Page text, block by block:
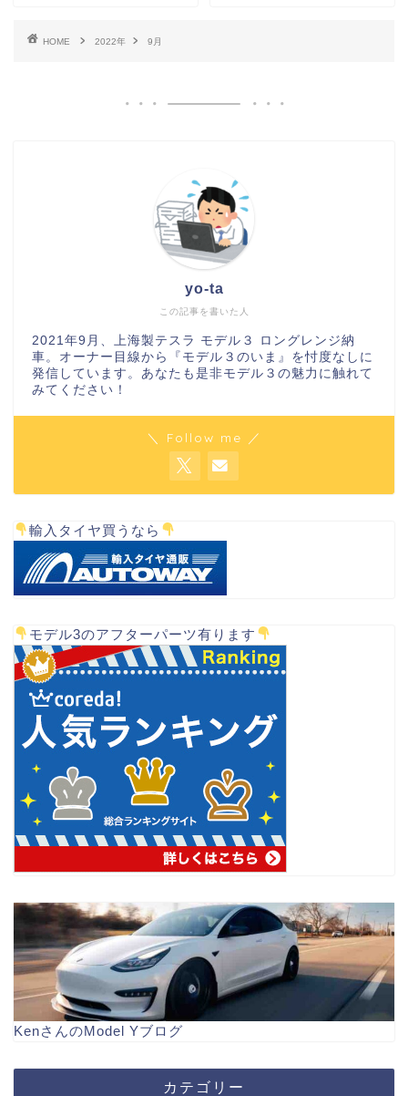
HOME 2022年 9月
この記事を書いた人
yo-ta
2021年9月、上海製テスラ モデル３ ロングレンジ納
車。オーナー目線から『モデル３のいま』を忖度なしに
発信しています。あなたも是非モデル３の魅力に触れて
みてください！
＼ Follow me ／
輸入タイヤ買うなら
モデル3のアフターパーツ有ります
KenさんのModel Yブログ
カテゴリー